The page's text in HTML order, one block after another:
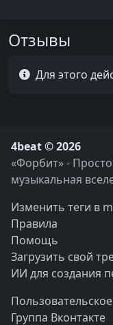
Отзывы
Для этого
4beat © 2026
«Форбит» -
музыкальная
Изменить теги в
Правила
Помощь
Загрузить свой
ИИ для создания
Группа Вконтакте